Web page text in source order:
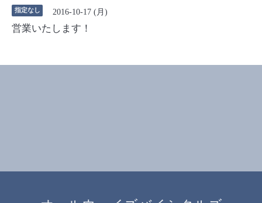
指定なし 2016-10-17 (月)
営業いたします！